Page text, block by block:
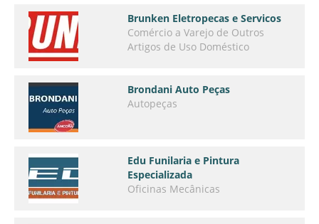
Brunken Eletropecas e Servicos
Comércio a Varejo de Outros
Artigos de Uso Doméstico
Brondani Auto Peças
Autopeças
Edu Funilaria e Pintura
Especializada
Oficinas Mecânicas